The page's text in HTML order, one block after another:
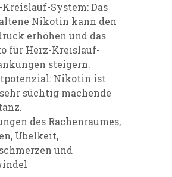
Kreislauf-System: Das
Nikotin kann den
erhöhen und das
für Herz-Kreislauf-
steigern.
Nikotin ist
süchtig machende
des Rachenraumes,
Übelkeit,
und